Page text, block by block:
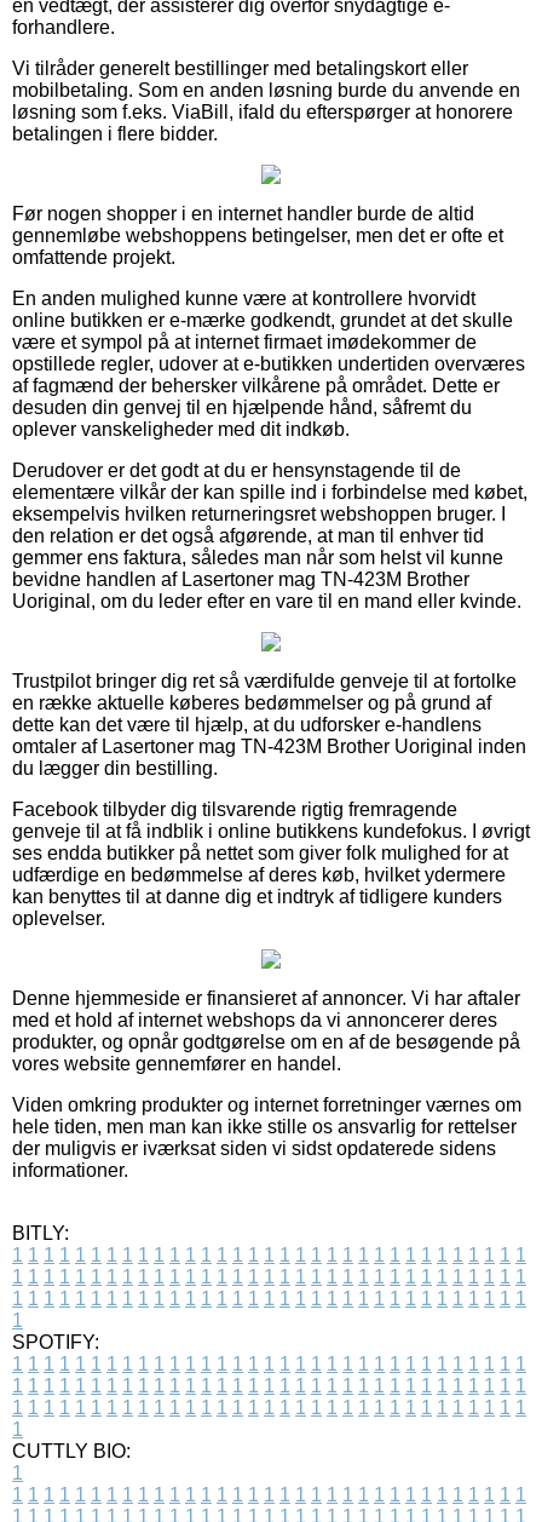
en vedtægt, der assisterer dig overfor snydagtige e-
forhandlere.
Vi tilråder generelt bestillinger med betalingskort eller
mobilbetaling. Som en anden løsning burde du anvende en
løsning som f.eks. ViaBill, ifald du efterspørger at honorere
betalingen i flere bidder.
Før nogen shopper i en internet handler burde de altid
gennemløbe webshoppens betingelser, men det er ofte et
omfattende projekt.
En anden mulighed kunne være at kontrollere hvorvidt
online butikken er e-mærke godkendt, grundet at det skulle
være et sympol på at internet firmaet imødekommer de
opstillede regler, udover at e-butikken undertiden overværes
af fagmænd der behersker vilkårene på området. Dette er
desuden din genvej til en hjælpende hånd, såfremt du
oplever vanskeligheder med dit indkøb.
Derudover er det godt at du er hensynstagende til de
elementære vilkår der kan spille ind i forbindelse med købet,
eksempelvis hvilken returneringsret webshoppen bruger. I
den relation er det også afgørende, at man til enhver tid
gemmer ens faktura, således man når som helst vil kunne
bevidne handlen af Lasertoner mag TN-423M Brother
Uoriginal, om du leder efter en vare til en mand eller kvinde.
Trustpilot bringer dig ret så værdifulde genveje til at fortolke
en række aktuelle køberes bedømmelser og på grund af
dette kan det være til hjælp, at du udforsker e-handlens
omtaler af Lasertoner mag TN-423M Brother Uoriginal inden
du lægger din bestilling.
Facebook tilbyder dig tilsvarende rigtig fremragende
genveje til at få indblik i online butikkens kundefokus. I øvrigt
ses endda butikker på nettet som giver folk mulighed for at
udfærdige en bedømmelse af deres køb, hvilket ydermere
kan benyttes til at danne dig et indtryk af tidligere kunders
oplevelser.
Denne hjemmeside er finansieret af annoncer. Vi har aftaler
med et hold af internet webshops da vi annoncerer deres
produkter, og opnår godtgørelse om en af de besøgende på
vores website gennemfører en handel.
Viden omkring produkter og internet forretninger værnes om
hele tiden, men man kan ikke stille os ansvarlig for rettelser
der muligvis er iværksat siden vi sidst opdaterede sidens
informationer.
BITLY:
1 1 1 1 1 1 1 1 1 1 1 1 1 1 1 1 1 1 1 1 1 1 1 1 1 1 1 1 1 1 1 1 1
1 1 1 1 1 1 1 1 1 1 1 1 1 1 1 1 1 1 1 1 1 1 1 1 1 1 1 1 1 1 1 1 1
1 1 1 1 1 1 1 1 1 1 1 1 1 1 1 1 1 1 1 1 1 1 1 1 1 1 1 1 1 1 1 1 1
1
SPOTIFY:
1 1 1 1 1 1 1 1 1 1 1 1 1 1 1 1 1 1 1 1 1 1 1 1 1 1 1 1 1 1 1 1 1
1 1 1 1 1 1 1 1 1 1 1 1 1 1 1 1 1 1 1 1 1 1 1 1 1 1 1 1 1 1 1 1 1
1 1 1 1 1 1 1 1 1 1 1 1 1 1 1 1 1 1 1 1 1 1 1 1 1 1 1 1 1 1 1 1 1
1
CUTTLY BIO:
1
1 1 1 1 1 1 1 1 1 1 1 1 1 1 1 1 1 1 1 1 1 1 1 1 1 1 1 1 1 1 1 1 1
1 1 1 1 1 1 1 1 1 1 1 1 1 1 1 1 1 1 1 1 1 1 1 1 1 1 1 1 1 1 1 1 1